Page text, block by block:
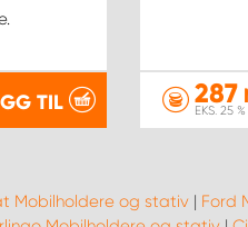
TIL 287
EKS. 25
Mobilholdere og stativ | Ford